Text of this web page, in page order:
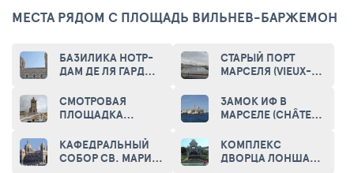
МЕСТА РЯДОМ С ПЛОЩАДЬ ВИЛЬНЕВ-БАРЖЕМОН
БАЗИЛИКА НОТР-
ДАМ ДЕ ЛЯ ГАРД
NOTRE-DAME DE LA
GARDE)
СТАРЫЙ ПОРТ
МАРСЕЛЯ (VIEUX-
СМОТРОВАЯ
ПЛОЩАДКА
НОТР ДАМ ДЕ ЛЯ
ГАРД (VIEWPOINT
ЗАМОК ИФ В
МАРСЕЛЕ (CHÂTEAU
КАФЕДРАЛЬНЫЙ
СОБОР СВ. МАРИИ-
КОМПЛЕКС
ДВОРЦА ЛОНШАН